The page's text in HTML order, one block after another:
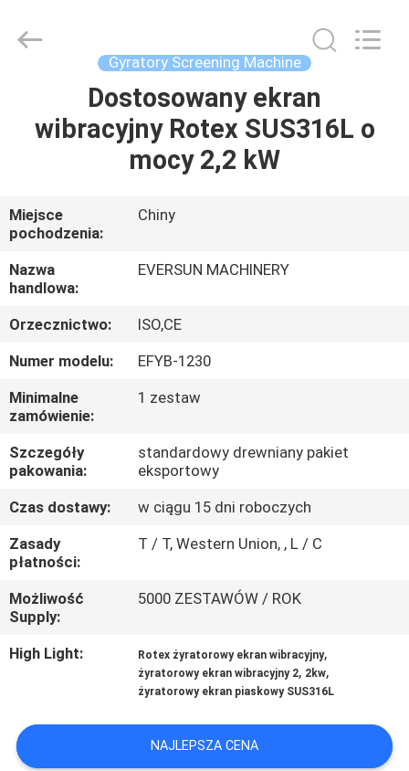
PRODUKTY
POKAZ
VR
O
NAS
WYCIECZKA
PO
FABRYCE
KONTROLA
JAKOŚCI
SKONTAKTUJ
SIĘ
Z
POPROSIĆ
Gyratory Screening Machine
Dostosowany ekran
wibracyjny Rotex SUS316L o
mocy 2,2 kW
Miejsce
pochodzenia:
Chiny
Nazwa
handlowa:
EVERSUN MACHINERY
Orzecznictwo:
ISO,CE
Numer modelu:
EFYB-1230
Minimalne
zamówienie:
1 zestaw
Szczegóły
pakowania:
standardowy drewniany pakiet
eksportowy
Czas dostawy:
w ciągu 15 dni roboczych
Zasady
płatności:
T / T, Western Union, , L / C
Możliwość
Supply:
5000 ZESTAWÓW / ROK
High Light: Rotex żyratorowy ekran wibracyjny,
żyratorowy ekran wibracyjny 2, 2kw,
żyratorowy ekran piaskowy SUS316L
NAJLEPSZA CENA